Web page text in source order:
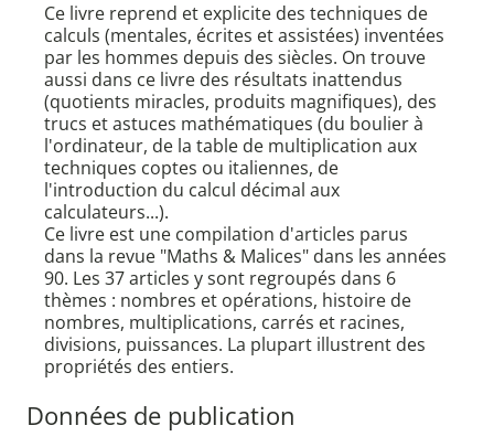
Ce livre reprend et explicite des techniques de
calculs (mentales, écrites et assistées) inventées
par les hommes depuis des siècles. On trouve
aussi dans ce livre des résultats inattendus
(quotients miracles, produits magnifiques), des
trucs et astuces mathématiques (du boulier à
l'ordinateur, de la table de multiplication aux
techniques coptes ou italiennes, de
l'introduction du calcul décimal aux
calculateurs...).
Ce livre est une compilation d'articles parus
dans la revue "Maths & Malices" dans les années
90. Les 37 articles y sont regroupés dans 6
thèmes : nombres et opérations, histoire de
nombres, multiplications, carrés et racines,
divisions, puissances. La plupart illustrent des
propriétés des entiers.
Données de publication